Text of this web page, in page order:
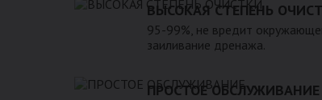
ВЫСОКАЯ СТЕПЕНЬ
95-99%, не вредит
заиливание дренажа.
ПРОСТОЕ ОБСЛУЖИВАНИЕ